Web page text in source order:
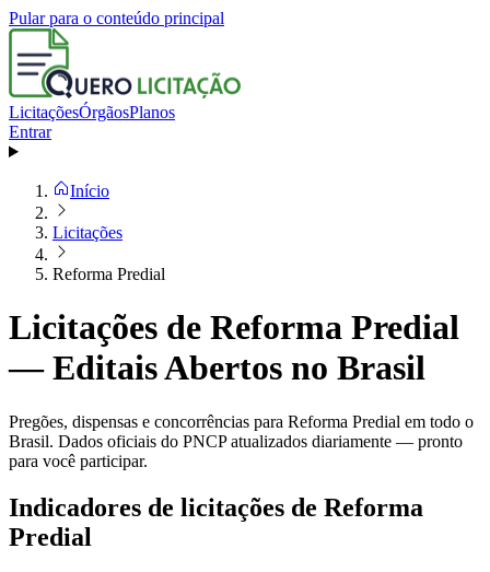
Pular para o conteúdo principal
LicitaçõesÓrgãosPlanos
Entrar
Início
Licitações
Reforma Predial
Licitações de Reforma Predial
— Editais Abertos no Brasil
Pregões, dispensas e concorrências para Reforma Predial em todo o
Brasil. Dados oficiais do PNCP atualizados diariamente — pronto
para você participar.
Indicadores de licitações de Reforma
Predial